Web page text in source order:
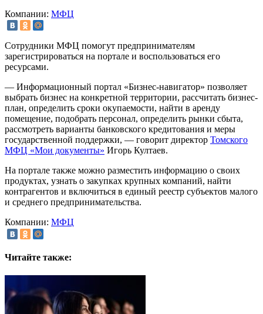
Компании: МФЦ
Сотрудники МФЦ помогут предпринимателям
зарегистрироваться на портале и воспользоваться его
ресурсами.
— Информационный портал «Бизнес-навигатор» позволяет
выбрать бизнес на конкретной территории, рассчитать бизнес-
план, определить сроки окупаемости, найти в аренду
помещение, подобрать персонал, определить рынки сбыта,
рассмотреть варианты банковского кредитования и меры
государственной поддержки, — говорит директор Томского
МФЦ «Мои документы» Игорь Култаев.
На портале также можно разместить информацию о своих
продуктах, узнать о закупках крупных компаний, найти
контрагентов и включиться в единый реестр субъектов малого
и среднего предпринимательства.
Компании: МФЦ
Читайте также: